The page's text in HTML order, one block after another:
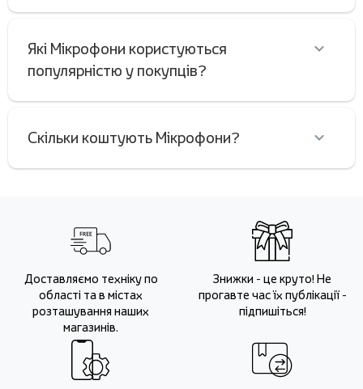
Які Мікрофони користуються
популярністю у покупців?
Скільки коштують Мікрофони?
Доставляємо техніку по
області та в містах
розташування наших
магазинів.
Знижки - це круто! Не
прогавте час їх публікації -
підпишіться!